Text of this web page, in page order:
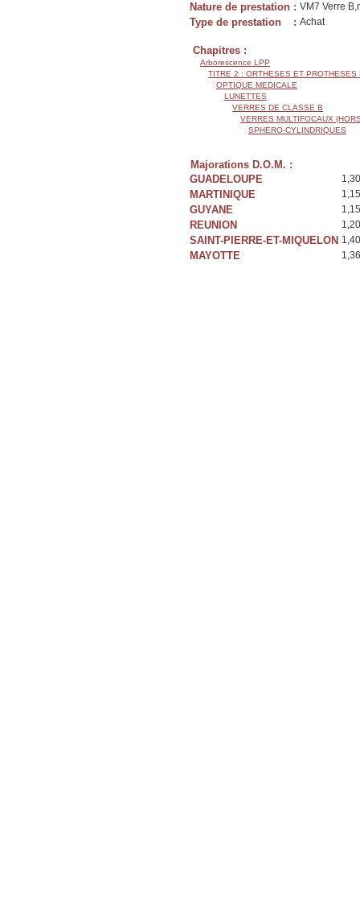
Nature de prestation : VM7 Verre
Type de prestation : Achat
Chapitres :
Arborescence LPP
TITRE 2 : ORTHESES ET PROTHESES
OPTIQUE MEDICALE
LUNETTES
VERRES DE CLASSE B
VERRES MULTIFOCAUX
SPHERO-CYLINDRIQUES
Majorations D.O.M. :
GUADELOUPE
MARTINIQUE
GUYANE
REUNION
SAINT-PIERRE-ET-MIQUELON
MAYOTTE